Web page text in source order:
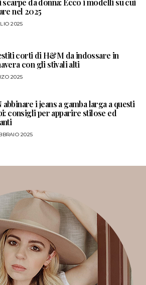
scarpe da donna: Ecco i modelli su cui
nel 2025
2025
corti di H&M da indossare in
con gli stivali alti
2025
abbinare i jeans a gamba larga a questi
consigli per apparire stilose ed
2025